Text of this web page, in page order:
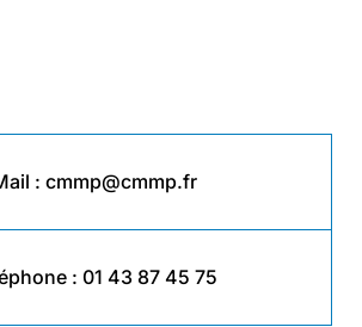
: cmmp@cmmp.fr
: 01 43 87 45 75